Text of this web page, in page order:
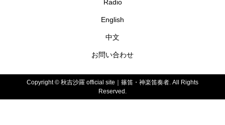
Radio
English
中文
お問い合わせ
Copyright © 秋吉沙羅 official site｜篠笛・神楽笛奏者. All Rights
Reserved.